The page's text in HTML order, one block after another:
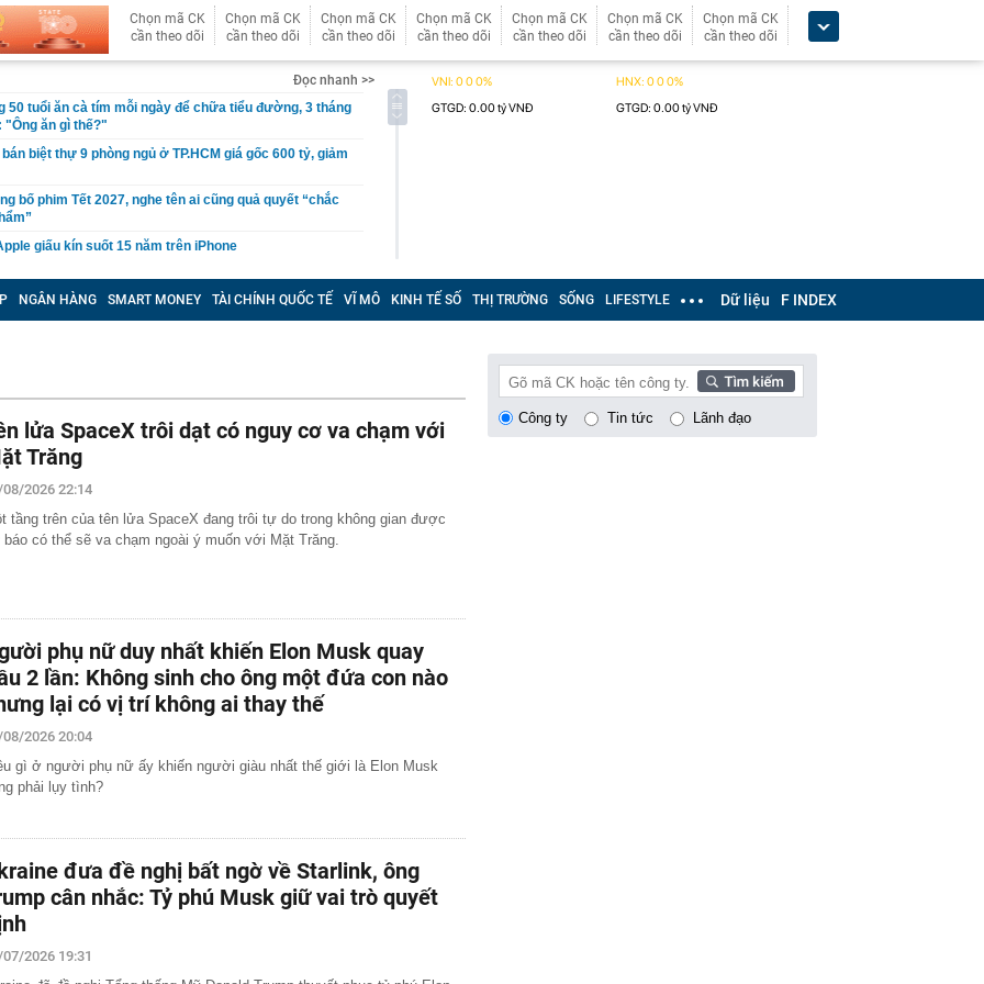
Chọn mã CK
cần theo dõi
Chọn mã CK
cần theo dõi
Chọn mã CK
cần theo dõi
Chọn mã CK
cần theo dõi
Chọn mã CK
cần theo dõi
Chọn mã CK
cần theo dõi
Chọn mã CK
cần theo dõi
Đọc nhanh >>
50 tuổi ăn cà tím mỗi ngày để chữa tiểu đường, 3 tháng
"Ông ăn gì thế?"
biệt thự 9 phòng ngủ ở TP.HCM giá gốc 600 tỷ, giảm
bố phim Tết 2027, nghe tên ai cũng quả quyết “chắc
giấu kín suốt 15 năm trên iPhone
nhiều gia đình không còn phơi quần áo ở ban công?
ngoài trời đang được dùng theo 1 cách rất khác
thuộc có khả năng tích tụ kim loại nặng, người Việt
Lịch đi học trở lại của học sinh 34 tỉnh, thành phố sau kỳ
hầu như món nào cũng có hành lá?
quà, 5 câu nói này đủ sức khiến mối quan hệ phụ
gắn bó khăng khít, con trẻ được hưởng lợi!
Crimea, phá hủy hệ thống phòng không 15 triệu USD
đốc Nhà hát Chèo Quân đội mua ô tô tặng sinh nhật
12 tuổi
"dính" gần 100 lần phạt nguội do chạy quá tốc độ quy
7/2026 vi phạm 21 lần
Không khí tập thể dục sáng ở Việt Nam 'có tính gây
đợt nắng nóng mới, chấm dứt mưa dông
mà nấu dễ từ "vua của các loại rau", giàu axit folic gấp
nữ ăn đều sẽ tốt cho dạ dày và sống thọ
đen nhẻm chụp ảnh cùng Quế Ngọc Hải: Giờ thành
hô tên là cả nước mong có bàn thắng
Quốc
bất ngờ lớn: Nhược điểm chính sẽ sớm trở thành dĩ
nổi tiếng sau một đêm
NGÂN HÀNG SMART MONEY TÀI CHÍNH QUỐC TẾ VĨ MÔ KINH TẾ SỐ THỊ TRƯỜNG SỐNG LIFESTYLE Dữ liệu F INDEX
lửa SpaceX trôi dạt có nguy cơ va chạm với
Trăng
2026 22:14
tầng trên của tên lửa SpaceX đang trôi tự do trong không gian được
có thể sẽ va chạm ngoài ý muốn với Mặt Trăng.
phụ nữ duy nhất khiến Elon Musk quay
2 lần: Không sinh cho ông một đứa con nào
lại có vị trí không ai thay thế
2026 20:04
gì ở người phụ nữ ấy khiến người giàu nhất thế giới là Elon Musk
phải lụy tình?
đưa đề nghị bất ngờ về Starlink, ông
cân nhắc: Tỷ phú Musk giữ vai trò quyết
2026 19:31
Công ty Tin tức Lãnh đạo